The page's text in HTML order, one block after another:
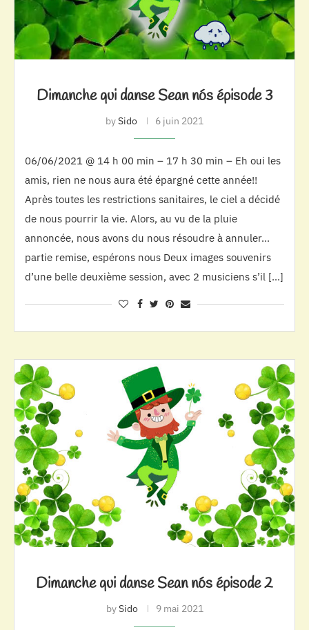
Dimanche qui danse Sean nós épisode 3
bySido 6 juin 2021
06/06/2021 @ 14 h 00 min – 17 h 30 min – Eh oui les
amis, rien ne nous aura été épargné cette année!!
Après toutes les restrictions sanitaires, le ciel a décidé
de nous pourrir la vie. Alors, au vu de la pluie
annoncée, nous avons du nous résoudre à annuler…
partie remise, espérons nous Deux images souvenirs
d’une belle deuxième session, avec 2 musiciens s’il […]
Dimanche qui danse Sean nós épisode 2
bySido 9 mai 2021